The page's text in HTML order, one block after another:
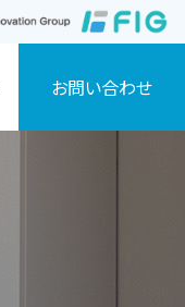
お問い合わせ